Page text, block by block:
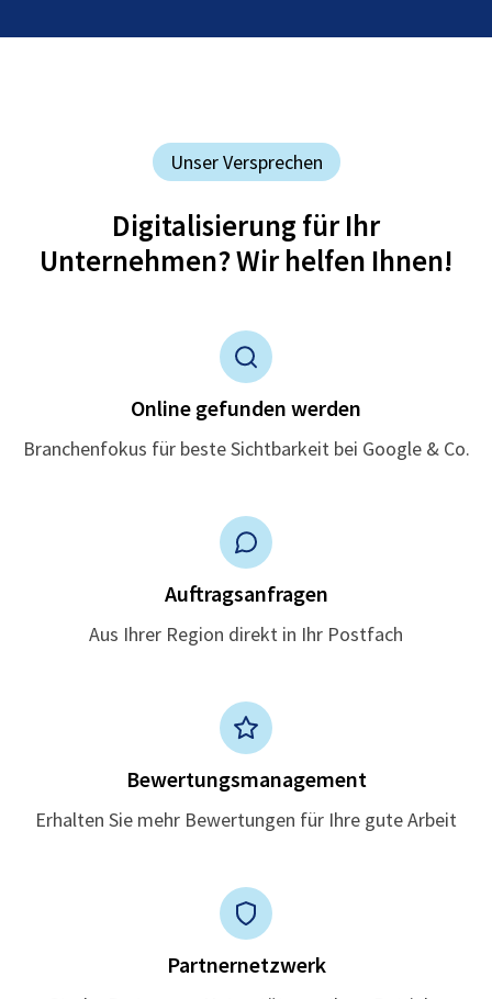
Unser Versprechen
Digitalisierung für Ihr
Unternehmen? Wir helfen Ihnen!
Online gefunden werden
Branchenfokus für beste Sichtbarkeit bei Google & Co.
Auftragsanfragen
Aus Ihrer Region direkt in Ihr Postfach
Bewertungsmanagement
Erhalten Sie mehr Bewertungen für Ihre gute Arbeit
Partnernetzwerk